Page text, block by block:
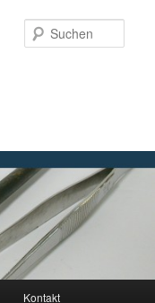
Kontakt